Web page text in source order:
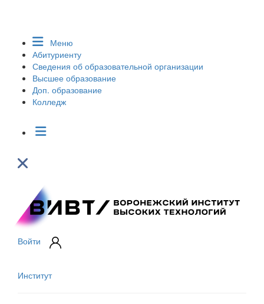
Меню
Абитуриенту
Сведения об образовательной организации
Высшее образование
Доп. образование
Колледж
Войти
Институт